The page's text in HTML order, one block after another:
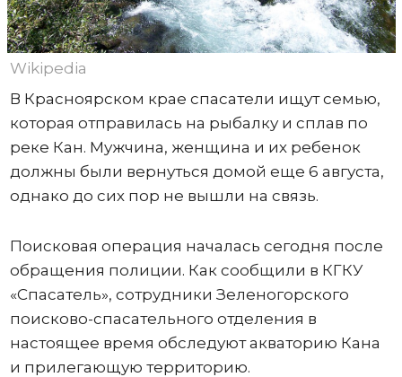
Wikipedia
В Красноярском крае спасатели ищут семью,
которая отправилась на рыбалку и сплав по
реке Кан. Мужчина, женщина и их ребенок
должны были вернуться домой еще 6 августа,
однако до сих пор не вышли на связь.
Поисковая операция началась сегодня после
обращения полиции. Как сообщили в КГКУ
«Спасатель», сотрудники Зеленогорского
поисково-спасательного отделения в
настоящее время обследуют акваторию Кана
и прилегающую территорию.